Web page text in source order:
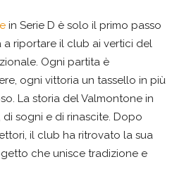
in Serie D è solo il primo passo
a riportare il club ai vertici del
Ogni partita è
ogni vittoria un tassello in più
La storia del Valmontone in
sogni e di rinascite. Dopo
il club ha ritrovato la sua
che unisce tradizione e